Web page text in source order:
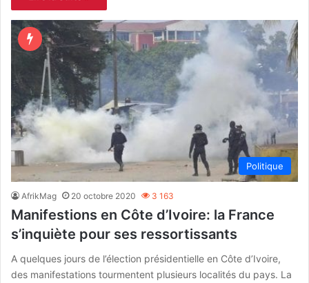
Politique
AfrikMag 20 octobre 2020 3 163
Manifestions en Côte d’Ivoire: la France
s’inquiète pour ses ressortissants
A quelques jours de l’élection présidentielle en Côte d’Ivoire,
des manifestations tourmentent plusieurs localités du pays. La